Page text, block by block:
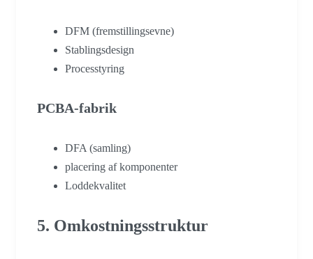
DFM (fremstillingsevne)
Stablingsdesign
Processtyring
PCBA-fabrik
DFA (samling)
placering af komponenter
Loddekvalitet
5. Omkostningsstruktur